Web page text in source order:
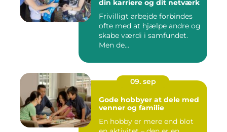
din karriere og dit netværk
Frivilligt arbejde forbindes
ofte med at hjælpe andre og
skabe værdi i samfundet.
Men de...
09. sep
Gode hobbyer at dele med
venner og familie
En hobby er mere end blot